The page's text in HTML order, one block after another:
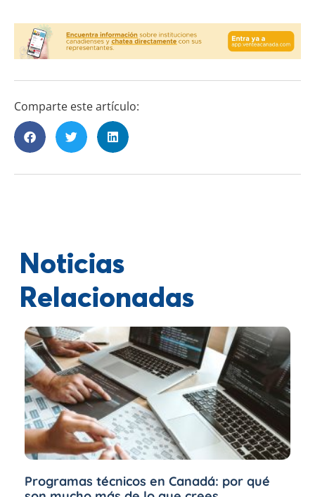
Comparte este artículo:
Noticias
Relacionadas
Programas técnicos en Canadá: por qué